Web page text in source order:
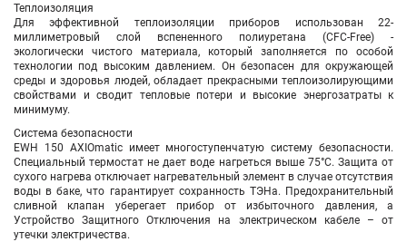
Теплоизоляция
Для эффективной теплоизоляции приборов использован 22-
миллиметровый слой вспененного полиуретана (CFC-Free) -
экологически чистого материала, который заполняется по особой
технологии под высоким давлением. Он безопасен для окружающей
среды и здоровья людей, обладает прекрасными теплоизолирующими
свойствами и сводит тепловые потери и высокие энергозатраты к
минимуму.
Система безопасности
EWH 150 AXIOmatic имеет многоступенчатую систему безопасности.
Специальный термостат не дает воде нагреться выше 75°C. Защита от
сухого нагрева отключает нагревательный элемент в случае отсутствия
воды в баке, что гарантирует сохранность ТЭНа. Предохранительный
сливной клапан уберегает прибор от избыточного давления, а
Устройство Защитного Отключения на электрическом кабеле – от
утечки электричества.